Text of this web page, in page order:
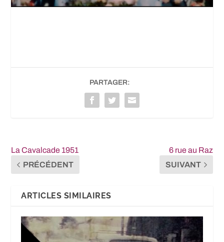
PARTAGER:
La Cavalcade 1951
PRÉCÉDENT
6 rue au Raz
SUIVANT
ARTICLES SIMILAIRES